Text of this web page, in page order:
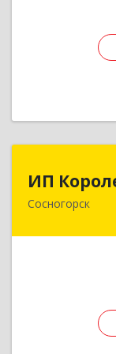
ИП
Сосногорск
ИП
169500,